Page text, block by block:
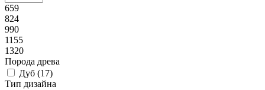
659
824
990
1155
1320
Порода древа
Дуб (17)
Тип дизайна